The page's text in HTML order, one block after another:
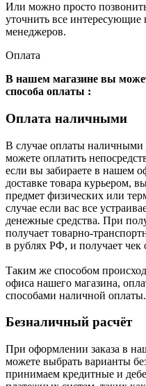
Или можно просто
уточнить все
менеджеров.
Оплата
В нашем магазине вы
способа оплаты :
Оплата наличными
В случае оплаты
можете оплатить
если вы забираете в нашем
доставке товара курьером,
предмет физических или
случае если вас все
денежные средства. При
получает товарно-
в рублях РФ, и получает чек
Таким же способом
офиса нашего магазина,
способами наличной оплаты.
Безналичный расчёт
При оформлении заказа в
можете выбрать варианты
принимаем кредитные и